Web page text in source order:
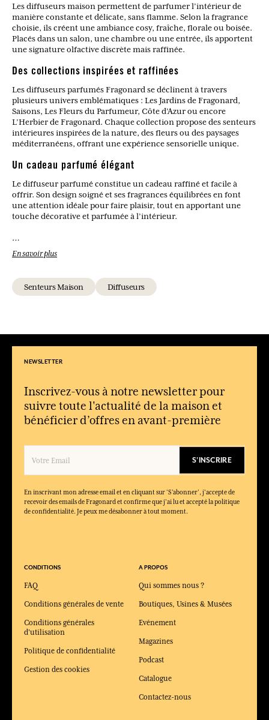
Les diffuseurs maison permettent de parfumer l’intérieur de
manière constante et délicate, sans flamme. Selon la fragrance
choisie, ils créent une ambiance cosy, fraîche, florale ou boisée.
Placés dans un salon, une chambre ou une entrée, ils apportent
une signature olfactive discrète mais raffinée.
Des collections inspirées et raffinées
Les diffuseurs parfumés Fragonard se déclinent à travers
plusieurs univers emblématiques : Les Jardins de Fragonard,
Saisons, Les Fleurs du Parfumeur, Côte d’Azur ou encore
L’Herbier de Fragonard. Chaque collection propose des senteurs
intérieures inspirées de la nature, des fleurs ou des paysages
méditerranéens, offrant une expérience sensorielle unique.
Un cadeau parfumé élégant
Le diffuseur parfumé constitue un cadeau raffiné et facile à
offrir. Son design soigné et ses fragrances équilibrées en font
une attention idéale pour faire plaisir, tout en apportant une
touche décorative et parfumée à l’intérieur.
Comment fonctionne un diffuseur parfumé ?
Les bâtonnets plongés dans le flacon absorbent la fragrance et la
d’ambiance continu.
Le diffuseur parfumé est-il une bonne idée cadeau ?
Quelles collections de diffuseurs propose Fragonard ?
La maison décline ses diffuseurs à travers plusieurs univers : Les
Jardins de Fragonard, Saisons, Les Fleurs du Parfumeur, Côte
d’Azur et L’Herbier de Fragonard.
En savoir plus
Senteurs Maison Diffuseurs
NEWSLETTER
Inscrivez-vous à notre newsletter pour
suivre toute l'actualité de la maison et
bénéficier d’offres en avant-première
S'INSCRIRE
En inscrivant mon adresse email et en cliquant sur ‘S’abonner’, j'accepte de
recevoir des emails de Fragonard et confirme que j'ai lu et accepté la politique
de confidentialité. Je peux me désabonner à tout moment.
CONDITIONS
FAQ
Conditions générales de vente
Conditions générales
d'utilisation
Politique de confidentialité
Gestion des cookies
A PROPOS
Qui sommes nous ?
Boutiques, Usines & Musées
Evénement
Magazines
Podcast
Catalogue
Contactez-nous